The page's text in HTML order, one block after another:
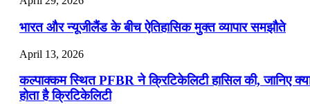
भारत और न्यूजीलैंड के बीच ऐतिहासिक मुक्त व्यापार समझौते
April 13, 2026
कल्पाक्कम स्थित PFBR ने क्रिटिकेलिटी हासिल की, जानिए
होता है क्रिटिकेलिटी